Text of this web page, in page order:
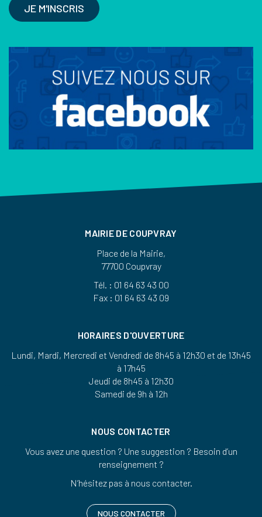
JE M'INSCRIS
MAIRIE DE COUPVRAY
Place de la Mairie,
77700 Coupvray
Tél. : 01 64 63 43 00
Fax : 01 64 63 43 09
HORAIRES D'OUVERTURE
Lundi, Mardi, Mercredi et Vendredi de 8h45 à 12h30 et de 13h45
à 17h45
Jeudi de 8h45 à 12h30
Samedi de 9h à 12h
NOUS CONTACTER
Vous avez une question ? Une suggestion ? Besoin d’un
renseignement ?
N’hésitez pas à nous contacter.
NOUS CONTACTER